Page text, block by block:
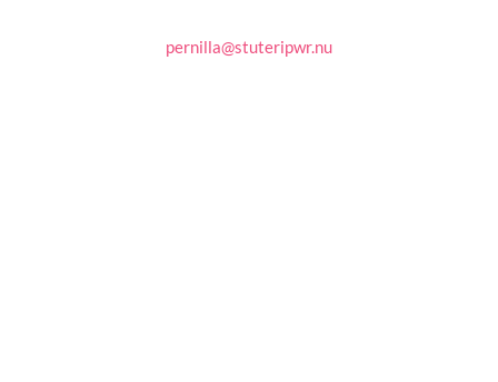
pernilla@stuteripwr.nu